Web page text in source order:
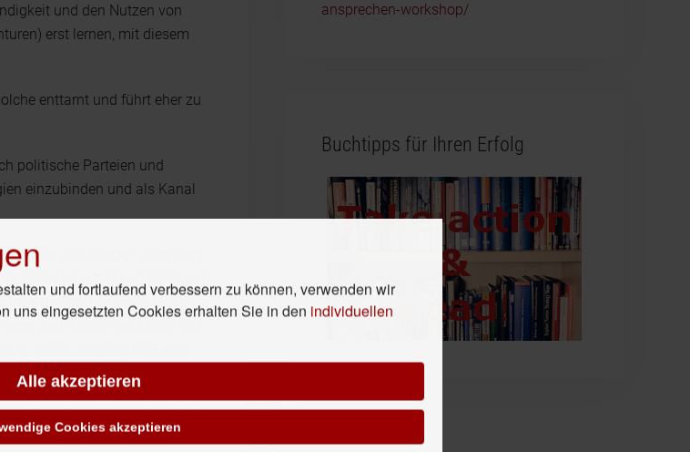
und den Nutzen von
erst lernen, mit diesem
enttarnt und führt eher zu
politische Parteien und
einzubinden und als Kanal
als „Ich-Sender" allerdings
Beziehung zu Ihren Followern
das authentische Gefühl,
Zeit, kostet viel Mühe und
später aber der ROE, der
selbiger beraubt werden. Nach
im Land
ansprechen-workshop/
Buchtipps für Ihren Erfolg
und fortlaufend verbessern zu können, verwenden wir
uns eingesetzten Cookies erhalten Sie in den individuellen
Alle akzeptieren
Cookies akzeptieren